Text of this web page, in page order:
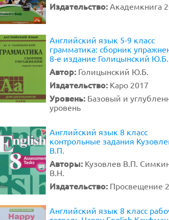
Издательство: Академкнига
Английский язык 5-9 класс
грамматика: сборник
8-е издание Голицынский Ю.Б.
Автор: Голицынский Ю.Б.
Издательство: Каро 2017
Уровень: Базовый и
уровень
Английский язык 8 класс
контрольные задания
В.П.
Авторы: Кузовлев В.П.
В.Н.
Издательство: Просвещение
Английский язык 8 класс